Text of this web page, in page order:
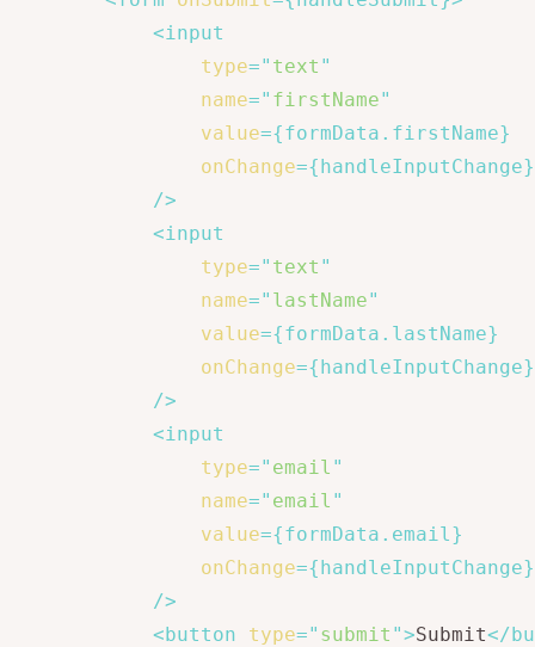
<input
type=" text "
name=" firstName"
value={formData . firstName}
onChange={handleInputChange}
/>
<input
type=" text "
name=" lastName"
value={formData . lastName}
onChange={handleInputChange}
/>
<input
type=" email "
name=" email "
value={formData . email }
onChange={handleInputChange}
/>
<button type=" submit ">Submit</